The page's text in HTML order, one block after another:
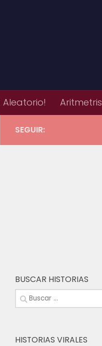
Aleatorio! Aritmetris
SEGUIR:
BUSCAR HISTORIAS
Buscar:
HISTORIAS VIRALES